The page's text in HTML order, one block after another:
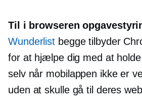
Til i browseren
Wunderlist begge tilbyder
for at hjælpe dig med at
selv når mobilappen ikke er
uden at skulle gå til deres